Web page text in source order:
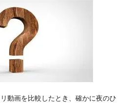
動画を比較したとき、確かに夜のひ